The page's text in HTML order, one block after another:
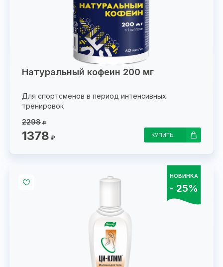
Натуральный кофеин 200 мг
Для спортсменов в период интенсивных
тренировок
2298 ₽
1378 ₽ КУПИТЬ
НОВИНКА
- 25%